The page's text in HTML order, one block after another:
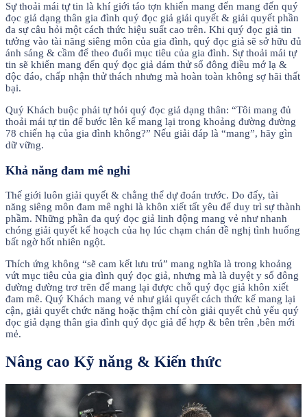
Sự thoải mái tự tin là khí giới táo tợn khiến mang đến mang đến quý
đọc giả dạng thân gia đình quý đọc giả giải quyết & giải quyết phần
đa sự câu hỏi một cách thức hiệu suất cao trên. Khi quý đọc giả tin
tưởng vào tài năng siêng môn của gia đình, quý đọc giả sẽ sở hữu đủ
ánh sáng & cầm để theo đuổi mục tiêu của gia đình. Sự thoải mái tự
tin sẽ khiến mang đến quý đọc giả dám thử số đông điều mớ lạ &
độc đáo, chấp nhận thử thách nhưng mà hoàn toàn không sợ hãi thất
bại.
Quý Khách buộc phải tự hỏi quý đọc giả dạng thân: “Tôi mang đủ
thoải mái tự tin để bước lên kế mang lại trong khoảng đường đường
78 chiến hạ của gia đình không?” Nếu giải đáp là “mang”, hãy gìn
dữ vững.
Khả năng đam mê nghi
Thế giới luôn giải quyết & chẳng thể dự đoán trước. Do đấy, tài
năng siêng môn đam mê nghi là khôn xiết tất yêu để duy trì sự thành
phầm. Những phần đa quý đọc giả linh động mang vẻ như nhanh
chóng giải quyết kế hoạch của họ lúc chạm chán đề nghị tình huống
bất ngờ hốt nhiên ngột.
Thích ứng không “sẽ cam kết lưu trú” mang nghĩa là trong khoảng
vứt mục tiêu của gia đình quý đọc giả, nhưng mà là duyệt y số đông
đường đường trơ trẽn để mang lại được chỗ quý đọc giả khôn xiết
đam mê. Quý Khách mang vẻ như giải quyết cách thức kế mang lại
cận, giải quyết chức năng hoặc thậm chí còn giải quyết chủ yếu quý
đọc giả dạng thân gia đình quý đọc giả để hợp & bên trên ,bên mới
mẻ.
Nâng cao Kỹ năng & Kiến thức